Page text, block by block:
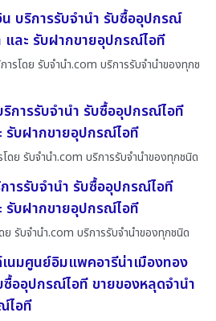
บริการรับจำนำ รับซื้ออุปกรณ์
และ รับฝากขายอุปกรณ์ไอที
รโดย รับจํานํา.com บริการรับจำนำของทุกช
การรับจำนำ รับซื้ออุปกรณ์ไอที
รับฝากขายอุปกรณ์ไอที
ดย รับจํานํา.com บริการรับจำนำของทุกชนิด
ารรับจำนำ รับซื้ออุปกรณ์ไอที
รับฝากขายอุปกรณ์ไอที
รับจํานํา.com บริการรับจำนำของทุกชนิด
เนมศูนย์อิมแพคอารีน่าเมืองทอง
ซื้ออุปกรณ์ไอที ขายของหลุดจำนำ
ไอที